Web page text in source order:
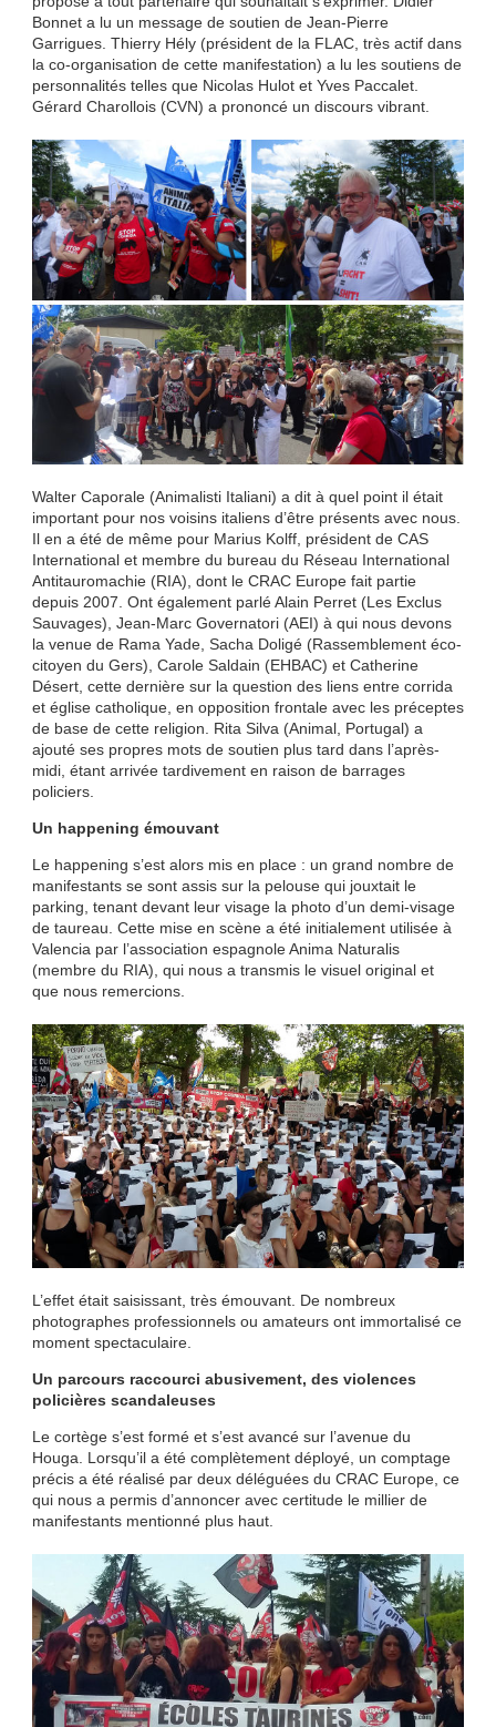
Bonnet a lu un message de soutien de Jean-Pierre
Garrigues. Thierry Hély (président de la FLAC, très actif dans
la co-organisation de cette manifestation) a lu les soutiens de
personnalités telles que Nicolas Hulot et Yves Paccalet.
Gérard Charollois (CVN) a prononcé un discours vibrant.
Walter Caporale (Animalisti Italiani) a dit à quel point il était
important pour nos voisins italiens d’être présents avec nous.
Il en a été de même pour Marius Kolff, président de CAS
International et membre du bureau du Réseau International
Antitauromachie (RIA), dont le CRAC Europe fait partie
depuis 2007. Ont également parlé Alain Perret (Les Exclus
Sauvages), Jean-Marc Governatori (AEI) à qui nous devons
la venue de Rama Yade, Sacha Doligé (Rassemblement éco-
citoyen du Gers), Carole Saldain (EHBAC) et Catherine
Désert, cette dernière sur la question des liens entre corrida
et église catholique, en opposition frontale avec les préceptes
de base de cette religion. Rita Silva (Animal, Portugal) a
ajouté ses propres mots de soutien plus tard dans l’après-
midi, étant arrivée tardivement en raison de barrages
policiers.
Un happening émouvant
Le happening s’est alors mis en place : un grand nombre de
manifestants se sont assis sur la pelouse qui jouxtait le
parking, tenant devant leur visage la photo d’un demi-visage
de taureau. Cette mise en scène a été initialement utilisée à
Valencia par l’association espagnole Anima Naturalis
(membre du RIA), qui nous a transmis le visuel original et
que nous remercions.
L’effet était saisissant, très émouvant. De nombreux
photographes professionnels ou amateurs ont immortalisé ce
moment spectaculaire.
Un parcours raccourci abusivement, des violences
policières scandaleuses
Le cortège s’est formé et s’est avancé sur l’avenue du
Houga. Lorsqu’il a été complètement déployé, un comptage
précis a été réalisé par deux déléguées du CRAC Europe, ce
qui nous a permis d’annoncer avec certitude le millier de
manifestants mentionné plus haut.